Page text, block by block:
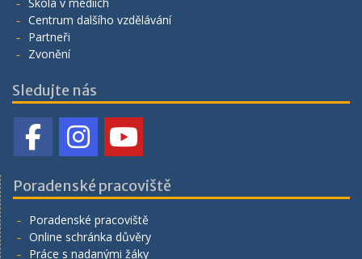
Centrum dalšího vzdělávání
Partneři
Zvonění
Sledujte nás
Poradenské pracoviště
Poradenské pracoviště
Online schránka důvěry
Práce s nadanými žáky